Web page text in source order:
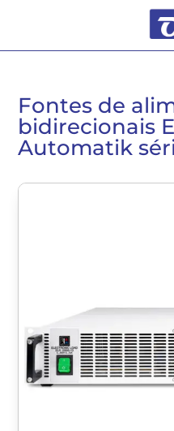
Fontes de
bidirecionais
Automatik